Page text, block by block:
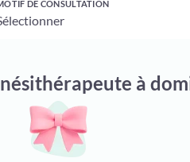
DE CONSULTATION
à